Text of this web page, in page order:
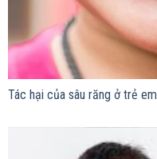
Tác hại của sâu răng ở trẻ em